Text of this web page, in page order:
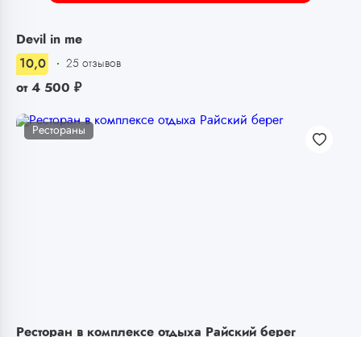
Devil in me
10,0
25 отзывов
от 4 500 ₽
Рестораны
Ресторан в комплексе отдыха Райский берег